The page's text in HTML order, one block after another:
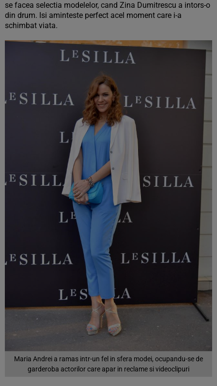
se facea selectia modelelor, cand Zina Dumitrescu a intors-o
din drum. Isi aminteste perfect acel moment care i-a
schimbat viata.
Maria Andrei a ramas intr-un fel in sfera modei, ocupandu-se de
garderoba actorilor care apar in reclame si videoclipuri